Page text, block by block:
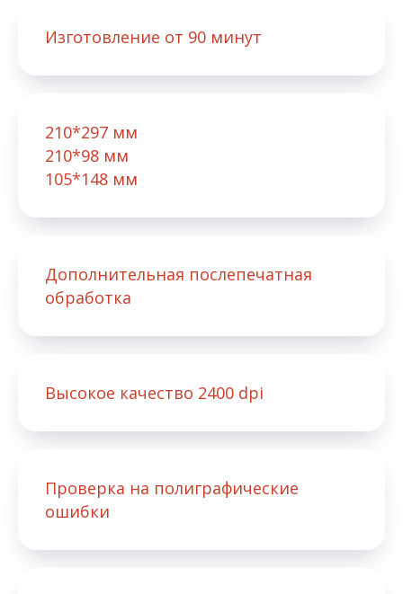
Изготовление от 90 минут
210*297 мм
210*98 мм
105*148 мм
Дополнительная послепечатная
обработка
Высокое качество 2400 dpi
Проверка на полиграфические
ошибки